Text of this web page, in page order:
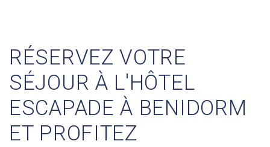
RÉSERVEZ VOTRE
SÉJOUR À L'HÔTEL
ESCAPADE À BENIDORM
ET PROFITEZ